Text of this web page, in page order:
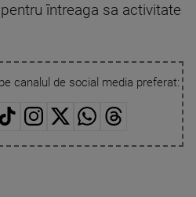
întreaga sa activitate
canalul de social media preferat: